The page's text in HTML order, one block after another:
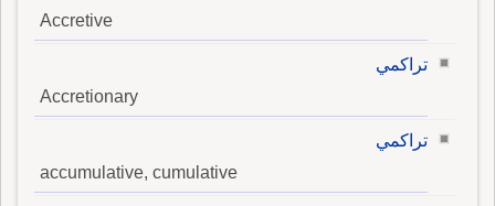
Accretive
تراكمي
Accretionary
تراكمي
accumulative, cumulative